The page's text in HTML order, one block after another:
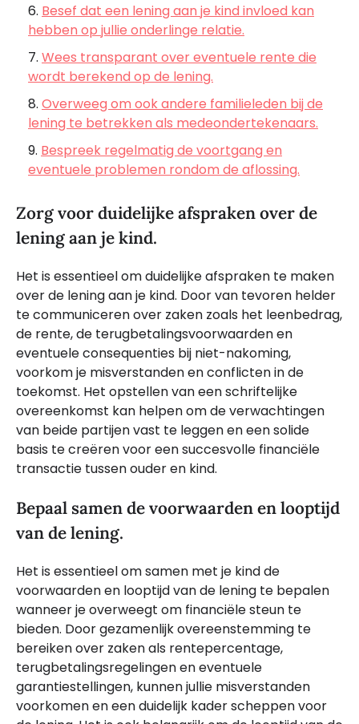
Besef dat een lening aan je kind invloed kan
hebben op jullie onderlinge relatie.
Wees transparant over eventuele rente die
wordt berekend op de lening.
Overweeg om ook andere familieleden bij de
lening te betrekken als medeondertekenaars.
Bespreek regelmatig de voortgang en
eventuele problemen rondom de aflossing.
Zorg voor duidelijke afspraken over de
lening aan je kind.
Het is essentieel om duidelijke afspraken te maken
over de lening aan je kind. Door van tevoren helder
te communiceren over zaken zoals het leenbedrag,
de rente, de terugbetalingsvoorwaarden en
eventuele consequenties bij niet-nakoming,
voorkom je misverstanden en conflicten in de
toekomst. Het opstellen van een schriftelijke
overeenkomst kan helpen om de verwachtingen
van beide partijen vast te leggen en een solide
basis te creëren voor een succesvolle financiële
transactie tussen ouder en kind.
Bepaal samen de voorwaarden en looptijd
van de lening.
Het is essentieel om samen met je kind de
voorwaarden en looptijd van de lening te bepalen
wanneer je overweegt om financiële steun te
bieden. Door gezamenlijk overeenstemming te
bereiken over zaken als rentepercentage,
terugbetalingsregelingen en eventuele
garantiestellingen, kunnen jullie misverstanden
voorkomen en een duidelijk kader scheppen voor